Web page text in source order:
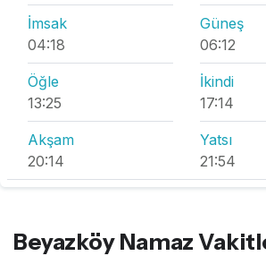
İmsak
04:18
Güneş
06:12
Öğle
13:25
İkindi
17:14
Akşam
20:14
Yatsı
21:54
Beyazköy Namaz